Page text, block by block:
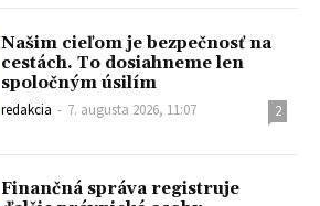
Našim cieľom je bezpečnosť na
cestách. To dosiahneme len
spoločným úsilím
redakcia - 7. augusta 2026, 11:07 2
Finančná správa registruje